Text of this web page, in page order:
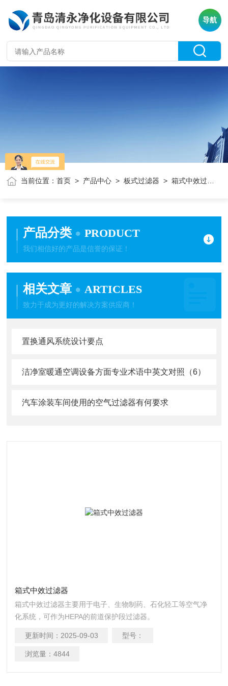
导航
当前位置：首页 > 产品中心 >板式过滤器 > 箱式中效过滤器
产品分类 PRODUCT
我们相信好的产品是信誉的保证！
相关文章 ARTICLES
致力于成为更好的解决方案供应商！
置换通风系统设计要点
洁净室暖通空调设备方面专业术语中英文对照（6）
汽车涂装车间使用的空气过滤器有何要求
箱式中效过滤器
箱式中效过滤器主要用于电子、生物制药、石化轻工等空气净
化系统，可作为HEPA的前道保护段过滤器。
更新时间： 2025-09-03 型号：
浏览量： 4844